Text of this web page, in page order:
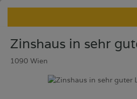
Zinshaus in sehr
1090 Wien